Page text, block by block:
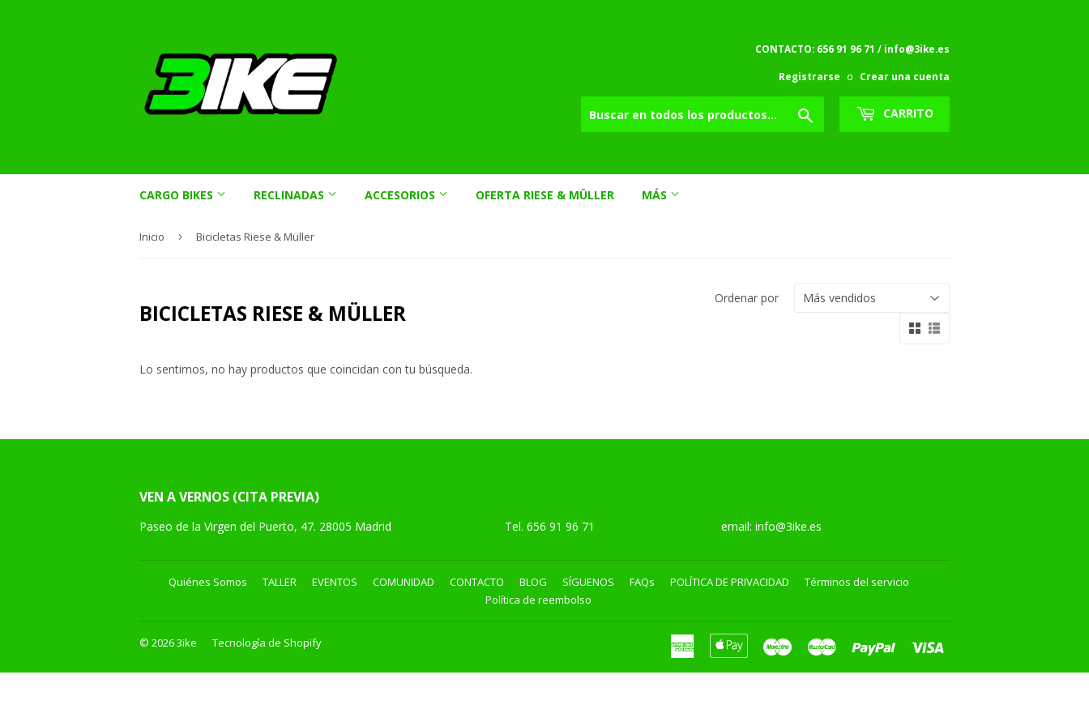
CONTACTO: 656 91 96 71 / info@3ike.es
Registrarse o Crear una cuenta
CARRITO
CARGO BIKES RECLINADAS ACCESORIOS OFERTA RIESE & MÜLLER MÁS
Inicio › Bicicletas Riese & Müller
BICICLETAS RIESE & MÜLLER
Ordenar por
Lo sentimos, no hay productos que coincidan con tu búsqueda.
VEN A VERNOS (CITA PREVIA)
Paseo de la Virgen del Puerto, 47. 28005 Madrid Tel. 656 91 96 71 email: info@3ike.es
Quiénes Somos TALLER EVENTOS COMUNIDAD CONTACTO BLOG SÍGUENOS FAQs POLÍTICA DE PRIVACIDAD
Términos del servicio
Política de reembolso
© 20263ike Tecnología de Shopify
American
Express
Apple
Pay
MaestroMaster Paypal